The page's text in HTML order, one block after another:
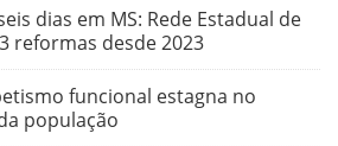
dias em MS: Rede Estadual de
reformas desde 2023
funcional estagna no
população